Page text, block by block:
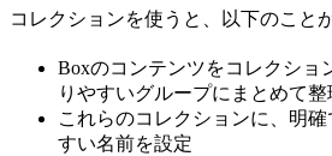
コレクションを使うと、以下のこと
Boxのコンテンツをコレクショ
りやすいグループにまとめて整
これらのコレクションに、明
すい名前を設定